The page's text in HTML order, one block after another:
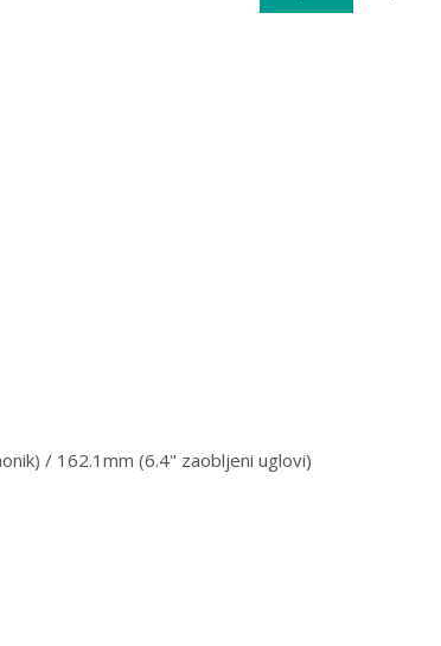
/ 162.1mm (6.4" zaobljeni uglovi)